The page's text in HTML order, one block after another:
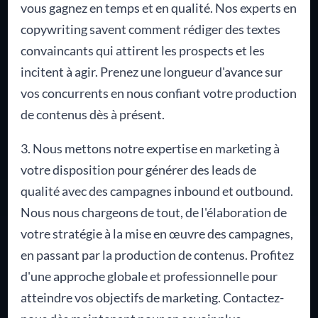
vous gagnez en temps et en qualité. Nos experts en
copywriting savent comment rédiger des textes
convaincants qui attirent les prospects et les
incitent à agir. Prenez une longueur d'avance sur
vos concurrents en nous confiant votre production
de contenus dès à présent.
3. Nous mettons notre expertise en marketing à
votre disposition pour générer des leads de
qualité avec des campagnes inbound et outbound.
Nous nous chargeons de tout, de l'élaboration de
votre stratégie à la mise en œuvre des campagnes,
en passant par la production de contenus. Profitez
d'une approche globale et professionnelle pour
atteindre vos objectifs de marketing. Contactez-